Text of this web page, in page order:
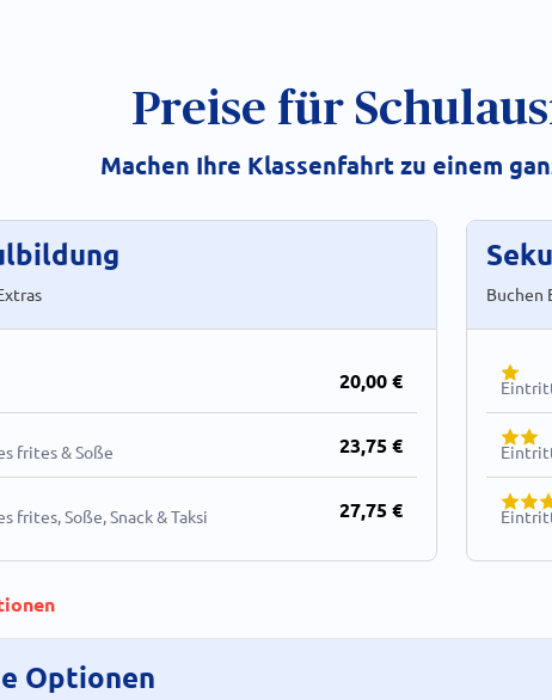
Preise für
Machen Ihre Klassenfahrt zu einem
20,00 €
frites & Soße 23,75 €
frites, Soße, Snack & Taksi 27,75 €
Buchen
Optionen